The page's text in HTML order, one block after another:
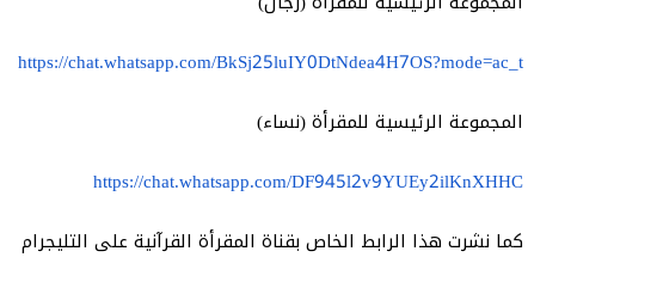
https://chat.whatsapp.com/BkSj25luIY0DtNdea4H7OS?mode=ac_t
المجموعة الرئيسية للمقرأة (نساء)
https://chat.whatsapp.com/DF945l2v9YUEy2ilKnXHHC
كما نشرت هذا الرابط الخاص بقناة المقرأة القرآنية على التليجرام